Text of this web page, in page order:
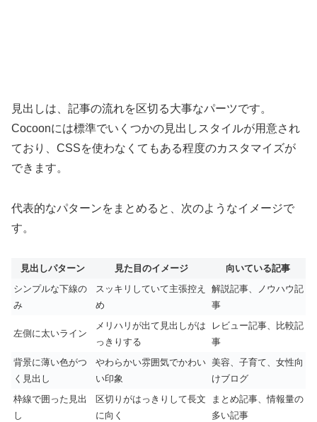
見出しは、記事の流れを区切る大事なパーツです。
Cocoonには標準でいくつかの見出しスタイルが用意され
ており、CSSを使わなくてもある程度のカスタマイズが
できます。
代表的なパターンをまとめると、次のようなイメージで
す。
見出しパターン 見た目のイメージ
向いている記事
シンプルな下線の
み
スッキリしていて主張控え
め
解説記事、ノウハウ記
事
左側に太いライン
メリハリが出て見出しがは
っきりする
レビュー記事、比較記
事
背景に薄い色がつ
く見出し
やわらかい雰囲気でかわい
い印象
美容、子育て、女性向
けブログ
枠線で囲った見出
し
区切りがはっきりして長文
に向く
まとめ記事、情報量の
多い記事